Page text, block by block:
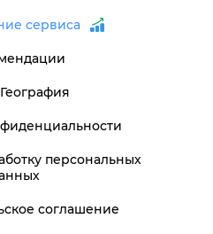
сервиса
персональных
соглашение